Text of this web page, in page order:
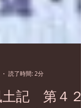
読了時間: 2分